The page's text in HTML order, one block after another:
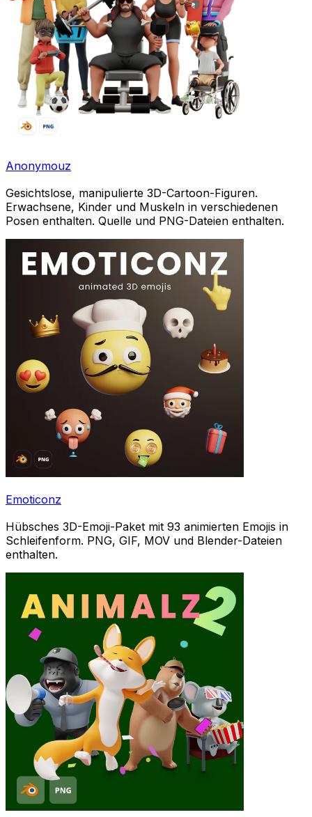
Anonymouz
Gesichtslose, manipulierte 3D-Cartoon-Figuren.
Erwachsene, Kinder und Muskeln in verschiedenen
Posen enthalten. Quelle und PNG-Dateien enthalten.
Emoticonz
Hübsches 3D-Emoji-Paket mit 93 animierten Emojis in
Schleifenform. PNG, GIF, MOV und Blender-Dateien
enthalten.